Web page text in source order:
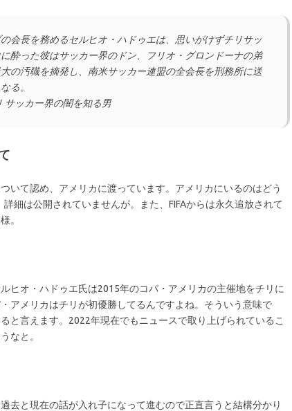
会長を務めるセルヒオ・ハドゥエは、思いがけずチリサッ
酔った彼はサッカー界のドン、フリオ・グロンドーナの弟
の汚職を摘発し、南米サッカー連盟の全会長を刑務所に送
る。
サッカー界の闇を知る男
いて認め、アメリカに渡っています。アメリカにいるのはどう
細は公開されていませんが。また、FIFAからは永久追放されて
。
ヒオ・ハドゥエ氏は2015年のコパ・アメリカの主催地をチリに
アメリカはチリが初優勝してるんですよね。そういう意味で
と言えます。2022年現在でもニュースで取り上げられているこ
なと。
去と現在の話が入れ子になって進むので正直言うと結構分かり